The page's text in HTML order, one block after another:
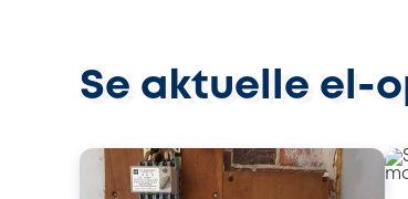
Se aktuelle el-